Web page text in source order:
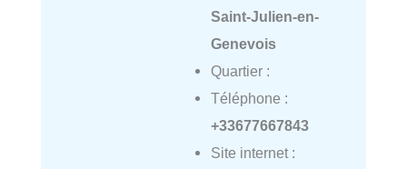
Saint-Julien-en-
Genevois
Quartier :
Téléphone :
+33677667843
Site internet :